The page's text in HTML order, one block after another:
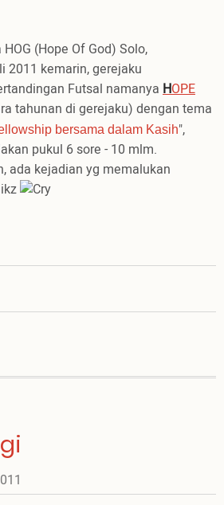
(Hope Of God) Solo,
2011 kemarin, gerejaku
Futsal namanya HOPE
tahunan di gerejaku) dengan tema
bersama dalam Kasih",
pukul 6 sore - 10 mlm.
ada kejadian yg memalukan